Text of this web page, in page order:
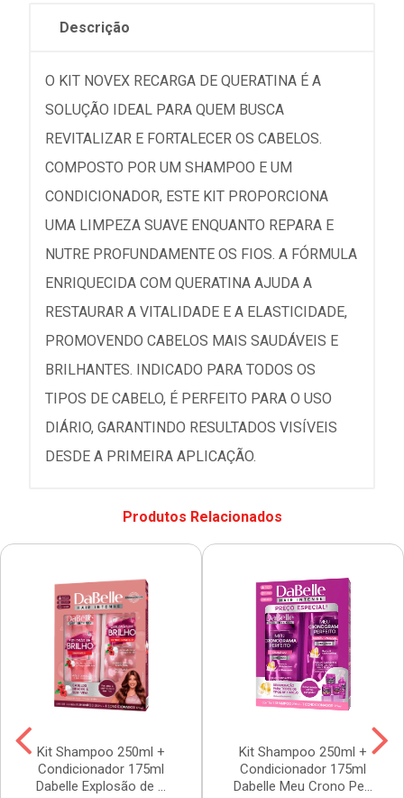
Descrição
O KIT NOVEX RECARGA DE QUERATINA É A
SOLUÇÃO IDEAL PARA QUEM BUSCA
REVITALIZAR E FORTALECER OS CABELOS.
COMPOSTO POR UM SHAMPOO E UM
CONDICIONADOR, ESTE KIT PROPORCIONA
UMA LIMPEZA SUAVE ENQUANTO REPARA E
NUTRE PROFUNDAMENTE OS FIOS. A FÓRMULA
ENRIQUECIDA COM QUERATINA AJUDA A
RESTAURAR A VITALIDADE E A ELASTICIDADE,
PROMOVENDO CABELOS MAIS SAUDÁVEIS E
BRILHANTES. INDICADO PARA TODOS OS
TIPOS DE CABELO, É PERFEITO PARA O USO
DIÁRIO, GARANTINDO RESULTADOS VISÍVEIS
DESDE A PRIMEIRA APLICAÇÃO.
Produtos Relacionados
Kit Shampoo 250ml +
Condicionador 175ml
Dabelle Explosão de ...
Kit Shampoo 250ml +
Condicionador 175ml
Dabelle Meu Crono Pe...